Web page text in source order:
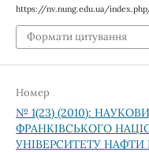
https://nv.nung.edu.ua/
Формати цитування
Номер
№ 1(23) (2010):
ФРАНКІВСЬКОГО
УНІВЕРСИТЕТУ НАФТИ